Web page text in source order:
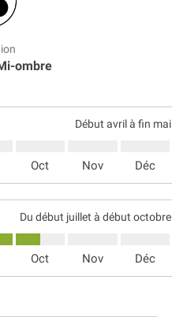
ombre
Début avril à fin mai
Oct Nov Déc
Du début juillet à début octobre
Oct Nov Déc